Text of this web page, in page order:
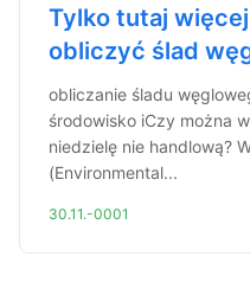
Tylko tutaj
obliczyć ślad
obliczanie śladu
środowisko iCzy można
niedzielę nie handlową?
(Environmental...
30.11.-0001